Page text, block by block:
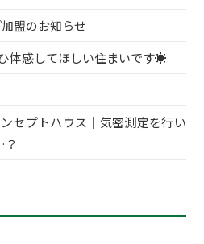
盟のお知らせ
体感してほしい住まいです☀
セプトハウス｜気密測定を行い